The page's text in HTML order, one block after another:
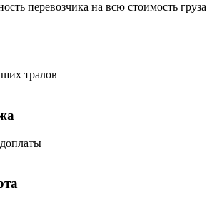
перевозчика на всю стоимость груза
тралов